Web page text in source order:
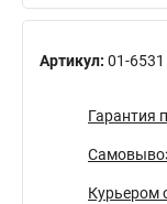
Артикул: 01-6531
Гарантия
Курьером